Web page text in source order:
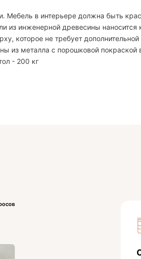
Мебель в интерьере должна быть
из инженерной древесины наносится
которое не требует
из металла с порошковой
- 200 кг